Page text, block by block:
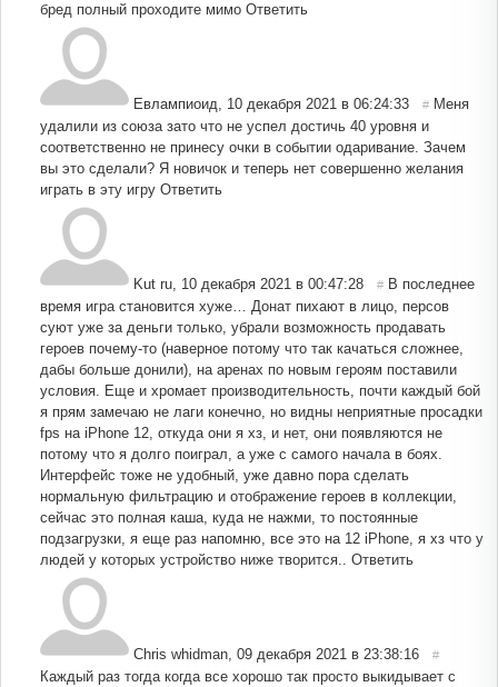
бред полный проходите мимо Ответить
Евлампиоид, 10 декабря 2021 в 06:24:33 # Меня
удалили из союза зато что не успел достичь 40 уровня и
соответственно не принесу очки в событии одаривание. Зачем
вы это сделали? Я новичок и теперь нет совершенно желания
играть в эту игру Ответить
Kut ru, 10 декабря 2021 в 00:47:28 # В последнее
время игра становится хуже… Донат пихают в лицо, персов
суют уже за деньги только, убрали возможность продавать
героев почему-то (наверное потому что так качаться сложнее,
дабы больше донили), на аренах по новым героям поставили
условия. Еще и хромает производительность, почти каждый бой
я прям замечаю не лаги конечно, но видны неприятные просадки
fps на iPhone 12, откуда они я хз, и нет, они появляются не
потому что я долго поиграл, а уже с самого начала в боях.
Интерфейс тоже не удобный, уже давно пора сделать
нормальную фильтрацию и отображение героев в коллекции,
сейчас это полная каша, куда не нажми, то постоянные
подзагрузки, я еще раз напомню, все это на 12 iPhone, я хз что у
людей у которых устройство ниже творится.. Ответить
Chris whidman, 09 декабря 2021 в 23:38:16 #
Каждый раз тогда когда все хорошо так просто выкидывает с